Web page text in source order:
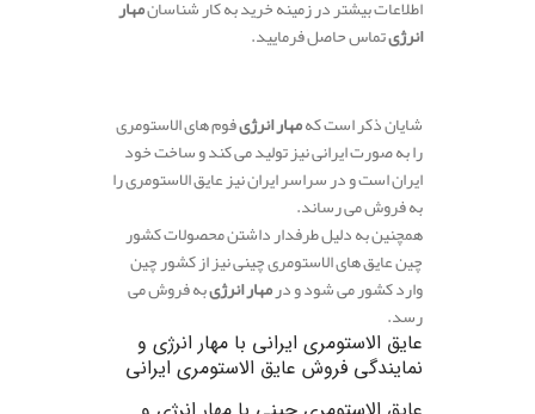
اطلاعات بیشتر در زمینه خرید به کار شناسانمهار
انرژیتماس حاصل فرمایید.
شایان ذکر است کهمهار انرژیفوم های الاستومری
را به صورت ایرانی نیز تولید می کند و ساخت خود
ایران است و در سراسر ایران نیز عایق الاستومری را
به فروش می رساند.
همچنین به دلیل طرفدار داشتن محصولات کشور
چین عایق های الاستومری چینی نیز از کشور چین
وارد کشور می شود و درمهار انرژیبه فروش می
رسد.
عایق الاستومری ایرانی با مهار انرژی و
نمایندگی فروش عایق الاستومری ایرانی